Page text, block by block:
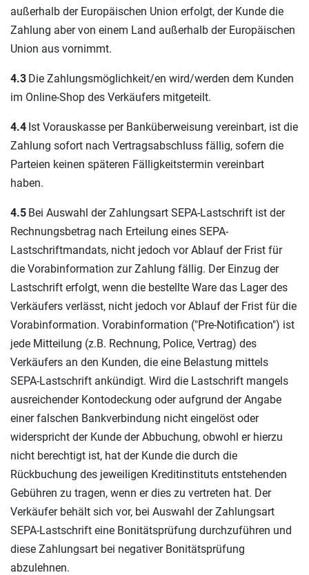
außerhalb der Europäischen Union erfolgt, der Kunde die
Zahlung aber von einem Land außerhalb der Europäischen
Union aus vornimmt.
4.3 Die Zahlungsmöglichkeit/en wird/werden dem Kunden
im Online-Shop des Verkäufers mitgeteilt.
4.4 Ist Vorauskasse per Banküberweisung vereinbart, ist die
Zahlung sofort nach Vertragsabschluss fällig, sofern die
Parteien keinen späteren Fälligkeitstermin vereinbart
haben.
4.5 Bei Auswahl der Zahlungsart SEPA-Lastschrift ist der
Rechnungsbetrag nach Erteilung eines SEPA-
Lastschriftmandats, nicht jedoch vor Ablauf der Frist für
die Vorabinformation zur Zahlung fällig. Der Einzug der
Lastschrift erfolgt, wenn die bestellte Ware das Lager des
Verkäufers verlässt, nicht jedoch vor Ablauf der Frist für die
Vorabinformation. Vorabinformation ("Pre-Notification") ist
jede Mitteilung (z.B. Rechnung, Police, Vertrag) des
Verkäufers an den Kunden, die eine Belastung mittels
SEPA-Lastschrift ankündigt. Wird die Lastschrift mangels
ausreichender Kontodeckung oder aufgrund der Angabe
einer falschen Bankverbindung nicht eingelöst oder
widerspricht der Kunde der Abbuchung, obwohl er hierzu
nicht berechtigt ist, hat der Kunde die durch die
Rückbuchung des jeweiligen Kreditinstituts entstehenden
Gebühren zu tragen, wenn er dies zu vertreten hat. Der
Verkäufer behält sich vor, bei Auswahl der Zahlungsart
SEPA-Lastschrift eine Bonitätsprüfung durchzuführen und
diese Zahlungsart bei negativer Bonitätsprüfung
abzulehnen.